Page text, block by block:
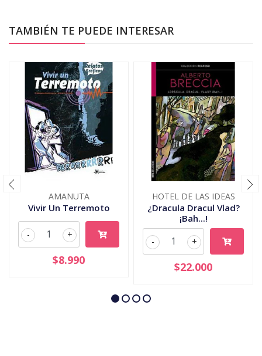
TAMBIÉN TE PUEDE INTERESAR
AMANUTA
Vivir Un Terremoto
+
-
$8.990
HOTEL DE LAS IDEAS
¿Dracula Dracul Vlad?
¡Bah...!
+
-
$22.000